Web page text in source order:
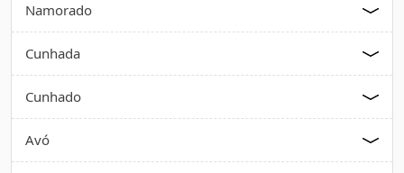
Namorado
Cunhada
Cunhado
Avó